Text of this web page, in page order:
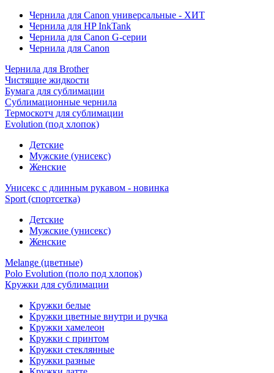
Чернила для Canon универсальные - ХИТ
Чернила для HP InkTank
Чернила для Canon G-серии
Чернила для Canon
Чернила для Brother
Чистящие жидкости
Бумага для сублимации
Сублимационные чернила
Термоскотч для сублимации
Evolution (под хлопок)
Детские
Мужские (унисекс)
Женские
Унисекс с длинным рукавом - новинка
Sport (спортсетка)
Детские
Мужские (унисекс)
Женские
Melange (цветные)
Polo Evolution (поло под хлопок)
Кружки для сублимации
Кружки белые
Кружки цветные внутри и ручка
Кружки хамелеон
Кружки c принтом
Кружки стеклянные
Кружки разные